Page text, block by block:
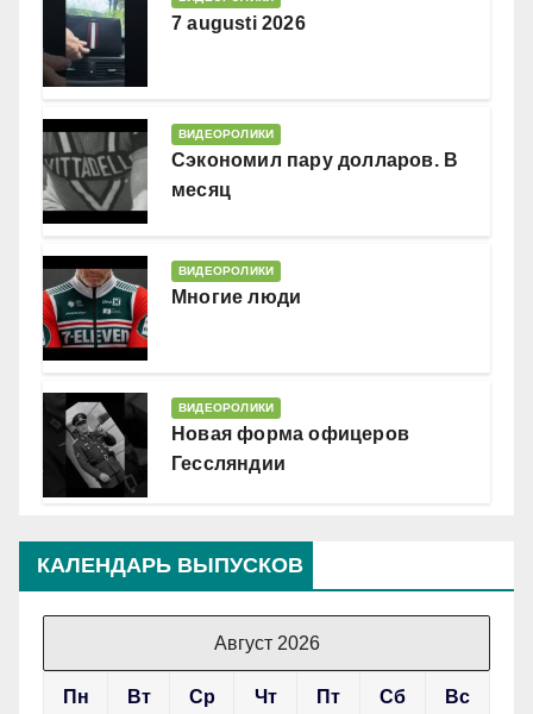
7 augusti 2026
ВИДЕОРОЛИКИ
Сэкономил пару долларов. В
месяц
ВИДЕОРОЛИКИ
Многие люди
ВИДЕОРОЛИКИ
Новая форма офицеров
Гессляндии
КАЛЕНДАРЬ ВЫПУСКОВ
Август 2026
Пн Вт Ср Чт Пт Сб Вс